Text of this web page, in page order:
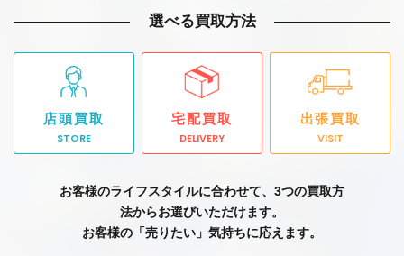
選べる買取方法
店頭買取
STORE
宅配買取
DELIVERY
出張買取
VISIT
お客様のライフスタイルに合わせて、3つの買取方
法からお選びいただけます。
お客様の「売りたい」気持ちに応えます。